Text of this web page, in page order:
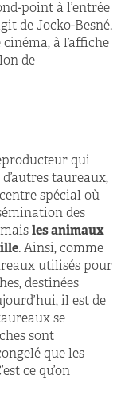
point à l’entrée
de Jocko-Besné.
à l’affiche
de
qui
taureaux,
spécial où
des
les animaux
. Ainsi, comme
utilisés pour
destinées
il est de
se
sont
que les
ce qu’on